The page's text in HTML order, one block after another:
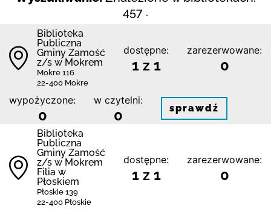
457 .
Biblio­teka
Publiczna
Gminy Zamość
z/s w Mokrem
Mokre 116
22-400 Mokre
dostępne:
1 z 1
zarezerwowane:
0
wypożyczone:
0
w czytelni:
0 sprawdź
Biblio­teka
Publiczna
Gminy Zamość
z/s w Mokrem
Filia w
Płoskiem
Płoskie 139
22-400 Płoskie
dostępne:
1 z 1
zarezerwowane:
0